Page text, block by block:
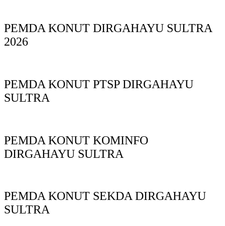
PEMDA KONUT DIRGAHAYU SULTRA
2026
PEMDA KONUT PTSP DIRGAHAYU
SULTRA
PEMDA KONUT KOMINFO
DIRGAHAYU SULTRA
PEMDA KONUT SEKDA DIRGAHAYU
SULTRA